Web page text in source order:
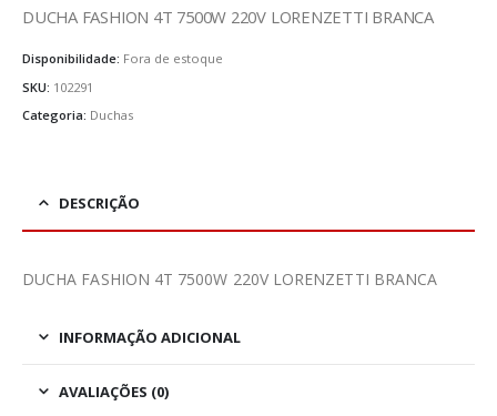
DUCHA FASHION 4T 7500W 220V LORENZETTI BRANCA
Disponibilidade: Fora de estoque
SKU: 102291
Categoria: Duchas
DESCRIÇÃO
DUCHA FASHION 4T 7500W 220V LORENZETTI BRANCA
INFORMAÇÃO ADICIONAL
AVALIAÇÕES (0)